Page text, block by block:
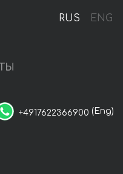
RUS ENG
+4917622366900 (Eng)